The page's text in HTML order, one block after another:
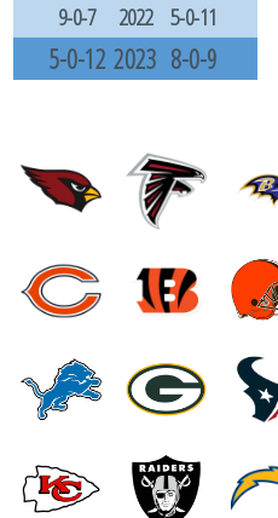
9-0-7 2022 5-0-11
5-0-12 2023 8-0-9